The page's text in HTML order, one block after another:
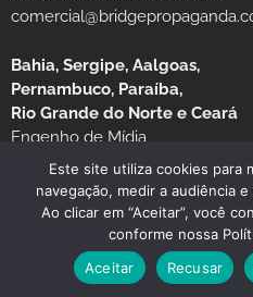
Bahia, Sergipe, Aalgoas,
Pernambuco, Paraíba,
Rio Grande do Norte e Ceará
Engenho de Mídia
Luciano Moura (81) 99939-0235
© Copyright 2026 JORNAL MG
Este site utiliza cookies para
navegação, medir a audiência
Ao clicar em “Aceitar”, você
conforme nossa
Aceitar
Recusar